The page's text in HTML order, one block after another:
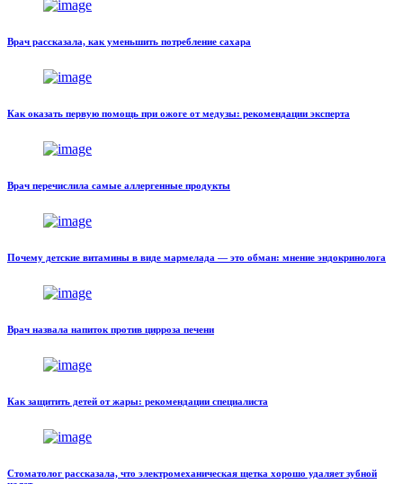
Врач рассказала, как уменьшить потребление сахара
Как оказать первую помощь при ожоге от медузы: рекомендации эксперта
Врач перечислила самые аллергенные продукты
Почему детские витамины в виде мармелада — это обман: мнение эндокринолога
Врач назвала напиток против цирроза печени
Как защитить детей от жары: рекомендации специалиста
Стоматолог рассказала, что электромеханическая щетка хорошо удаляет зубной